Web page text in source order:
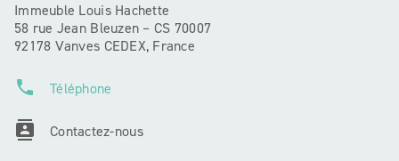
Immeuble Louis Hachette
58 rue Jean Bleuzen – CS 70007
92178 Vanves CEDEX, France
phone Téléphone
contacts Contactez-nous